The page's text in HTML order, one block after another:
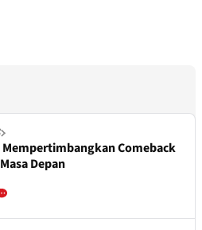
Comeback
Depan